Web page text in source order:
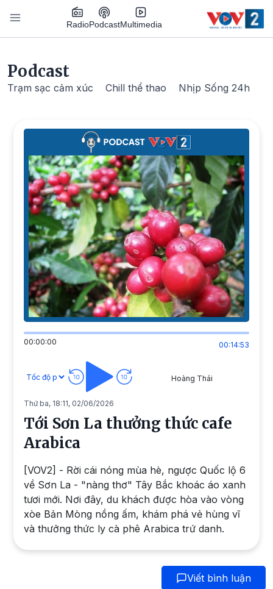
Nhảy đến nội dung
RadioPodcastMultimedia
Podcast
Trạm sạc cảm xúc Chill thể thao Nhịp Sống 24h
00:00:00 00:14:53
Hoàng Thái
Thứ ba, 18:11, 02/06/2026
Tới Sơn La thưởng thức cafe
Arabica
[VOV2] - Rời cái nóng mùa hè, ngược Quốc lộ 6
về Sơn La - "nàng thơ" Tây Bắc khoác áo xanh
tươi mới. Nơi đây, du khách được hòa vào vòng
xòe Bản Mòng nồng ấm, khám phá vẻ hùng vĩ
và thưởng thức ly cà phê Arabica trứ danh.
Viết bình luận